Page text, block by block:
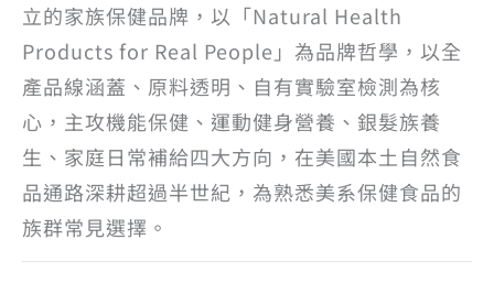
立的家族保健品牌，以「Natural Health
Products for Real People」為品牌哲學，以全
產品線涵蓋、原料透明、自有實驗室檢測為核
心，主攻機能保健、運動健身營養、銀髮族養
生、家庭日常補給四大方向，在美國本土自然食
品通路深耕超過半世紀，為熟悉美系保健食品的
族群常見選擇。